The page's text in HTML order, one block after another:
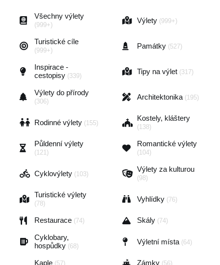
Všechny výlety
(999+)
Výlety (999+)
Turistické cíle
(999+)
Památky (527)
Inspirace -
cestopisy (339)
Tipy na výlet (317)
Výlety do přírody
(306)
Architektonika (195)
Rodinné výlety (155)
Kostely, kláštery
(138)
Půldenní výlety
(121)
Romantické výlety
(104)
Cyklovýlety (103)
Výlety za kulturou
(98)
Turistické výlety
(78)
Vyhlídky (76)
Restaurace (74) Skály (74)
Cyklobary,
hospůdky (68)
Výletní místa (64)
Kaple (57) Zámky (56)